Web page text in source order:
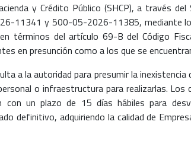
y Crédito Público (SHCP), a través
11341 y 500-05-2026-11385, mediante
términos del artículo 69-B del Código
en presunción como a los que se
a la autoridad para presumir la
o infraestructura para realizarlas.
con un plazo de 15 días hábiles para
definitivo, adquiriendo la calidad de